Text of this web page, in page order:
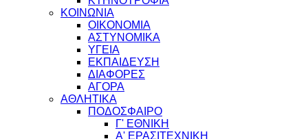
ΚΟΙΝΩΝΙΑ
ΟΙΚΟΝΟΜΙΑ
ΑΣΤΥΝΟΜΙΚΑ
ΥΓΕΙΑ
ΕΚΠΑΙΔΕΥΣΗ
ΔΙΑΦΟΡΕΣ
ΑΓΟΡΑ
ΑΘΛΗΤΙΚΑ
ΠΟΔΟΣΦΑΙΡΟ
Γ' ΕΘΝΙΚΗ
Α' ΕΡΑΣΙΤΕΧΝΙΚΗ